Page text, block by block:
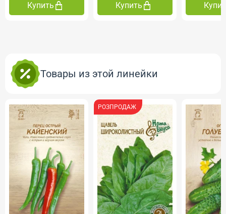
Купить Купить
Товары из этой линейки
РОЗПРОДАЖ